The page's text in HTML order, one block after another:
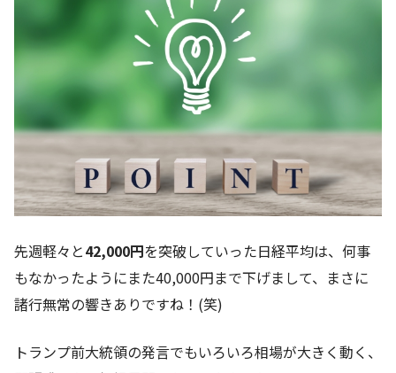
先週軽々と42,000円を突破していった日経平均は、何事
もなかったようにまた40,000円まで下げまして、まさに
諸行無常の響きありですね！(笑)
トランプ前大統領の発言でもいろいろ相場が大きく動く、